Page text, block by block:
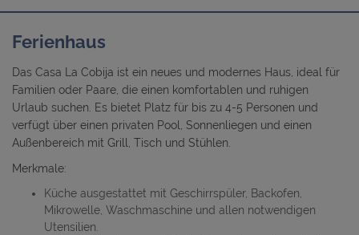
Ferienhaus
Das Casa La Cobija ist ein neues und modernes Haus, ideal für
Familien oder Paare, die einen komfortablen und ruhigen
Urlaub suchen. Es bietet Platz für bis zu 4-5 Personen und
verfügt über einen privaten Pool, Sonnenliegen und einen
Außenbereich mit Grill, Tisch und Stühlen.
Merkmale:
Küche ausgestattet mit Geschirrspüler, Backofen,
Mikrowelle, Waschmaschine und allen notwendigen
Utensilien.